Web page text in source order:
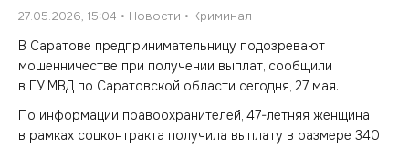
27.05.2026, 15:04 Новости Криминал
В Саратове предпринимательницу подозревают
мошенничестве при получении выплат, сообщили
в ГУ МВД по Саратовской области сегодня, 27 мая.
По информации правоохранителей, 47-летняя женщина
в рамках соцконтракта получила выплату в размере 340